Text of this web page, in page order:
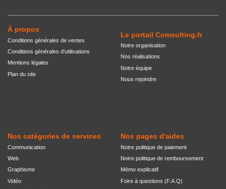
À propos
Conditions générales de ventes
Conditions générales d'utilisations
Mentions légales
Plan du site
Le portail Comsulting.fr
Notre organisation
Nos réalisations
Notre équipe
Nous rejoindre
Nos catégories de services
Communication
Web
Graphisme
Vidéo
Nos pages d'aides
Notre politique de paiement
Notre politique de remboursement
Mémo explicatif
Foire à questions (F.A.Q)